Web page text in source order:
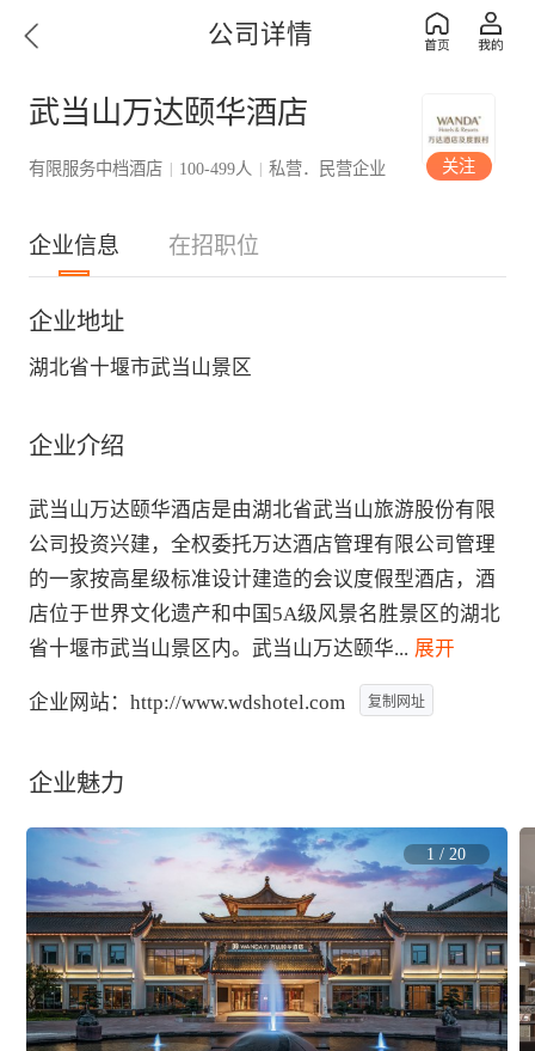
公司详情
武当山万达颐华酒店
有限服务中档酒店 | 100-499人 | 私营．民营企业 关注
企业信息 在招职位
企业地址
湖北省十堰市武当山景区
企业介绍
武当山万达颐华酒店是由湖北省武当山旅游股份有限
公司投资兴建，全权委托万达酒店管理有限公司管理
的一家按高星级标准设计建造的会议度假型酒店，酒
店位于世界文化遗产和中国5A级风景名胜景区的湖北
省十堰市武当山景区内。武当山万达颐华... 展开
企业网站： http://www.wdshotel.com 复制网址
企业魅力
1 /20